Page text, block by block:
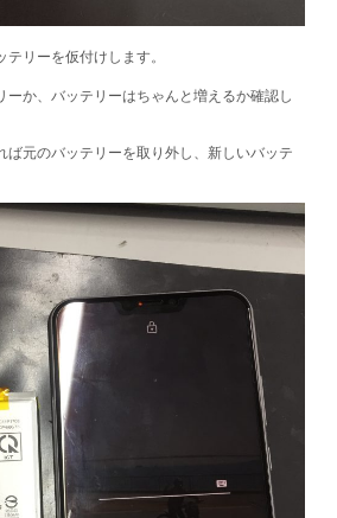
リーを仮付けします。
ーか、バッテリーはちゃんと増えるか確認し
ば元のバッテリーを取り外し、新しいバッテ